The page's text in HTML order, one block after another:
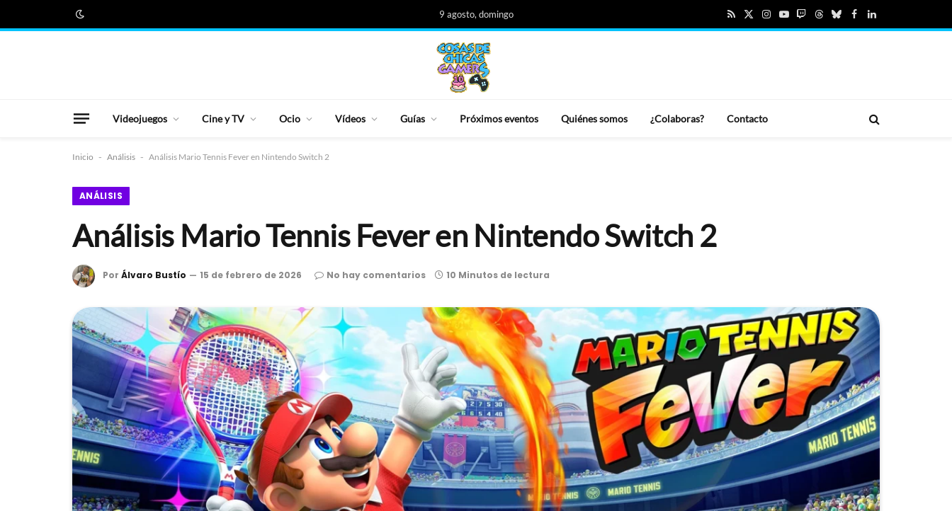
9 agosto, domingo
RSSX
Instagram
YouTube
TwitchThreadsBlueskyFacebook
LinkedIn
Videojuegos Cine y TV Ocio Vídeos Guías Próximos eventos Quiénes somos ¿Colaboras? Contacto
Inicio - Análisis - Análisis Mario Tennis Fever en Nintendo Switch 2
ANÁLISIS
Análisis Mario Tennis Fever en Nintendo Switch 2
Por Álvaro Bustío 15 de febrero de 2026 No hay comentarios 10 Minutos de lectura